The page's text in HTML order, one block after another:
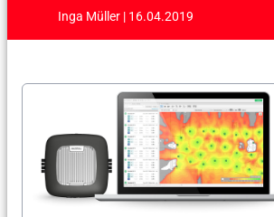
Inga Müller | 16.04.2019